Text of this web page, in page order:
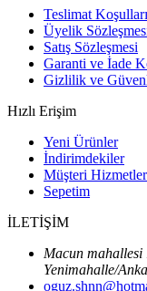
Teslimat Koşulları
Üyelik
Satış Sözleşmesi
Garanti ve İade
Gizlilik ve
Hızlı Erişim
Yeni Ürünler
İndirimdekiler
Müşteri
Sepetim
İLETİŞİM
Macun
Yenimahalle/